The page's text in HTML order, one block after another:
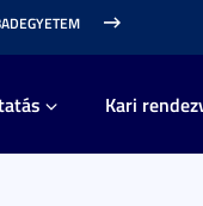
Kari